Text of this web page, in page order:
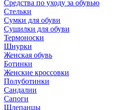
Средства по уходу за обувью
Стельки
Сумки для обуви
Сушилки для обуви
Термоноски
Шнурки
Женская обувь
Ботинки
Женские кроссовки
Полуботинки
Сандалии
Сапоги
Шлепанцы